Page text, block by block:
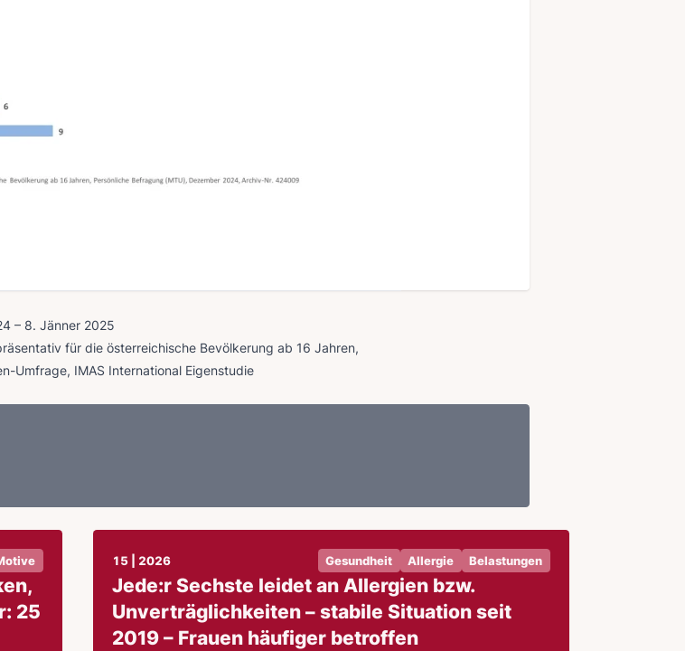
– 8. Jänner 2025
für die österreichische Bevölkerung ab 16 Jahren,
Umfrage, IMAS International Eigenstudie
25
15 | 2026 Gesundheit Allergie Belastungen
Jede:r Sechste leidet an Allergien bzw.
Unverträglichkeiten – stabile Situation seit
2019 – Frauen häufiger betroffen